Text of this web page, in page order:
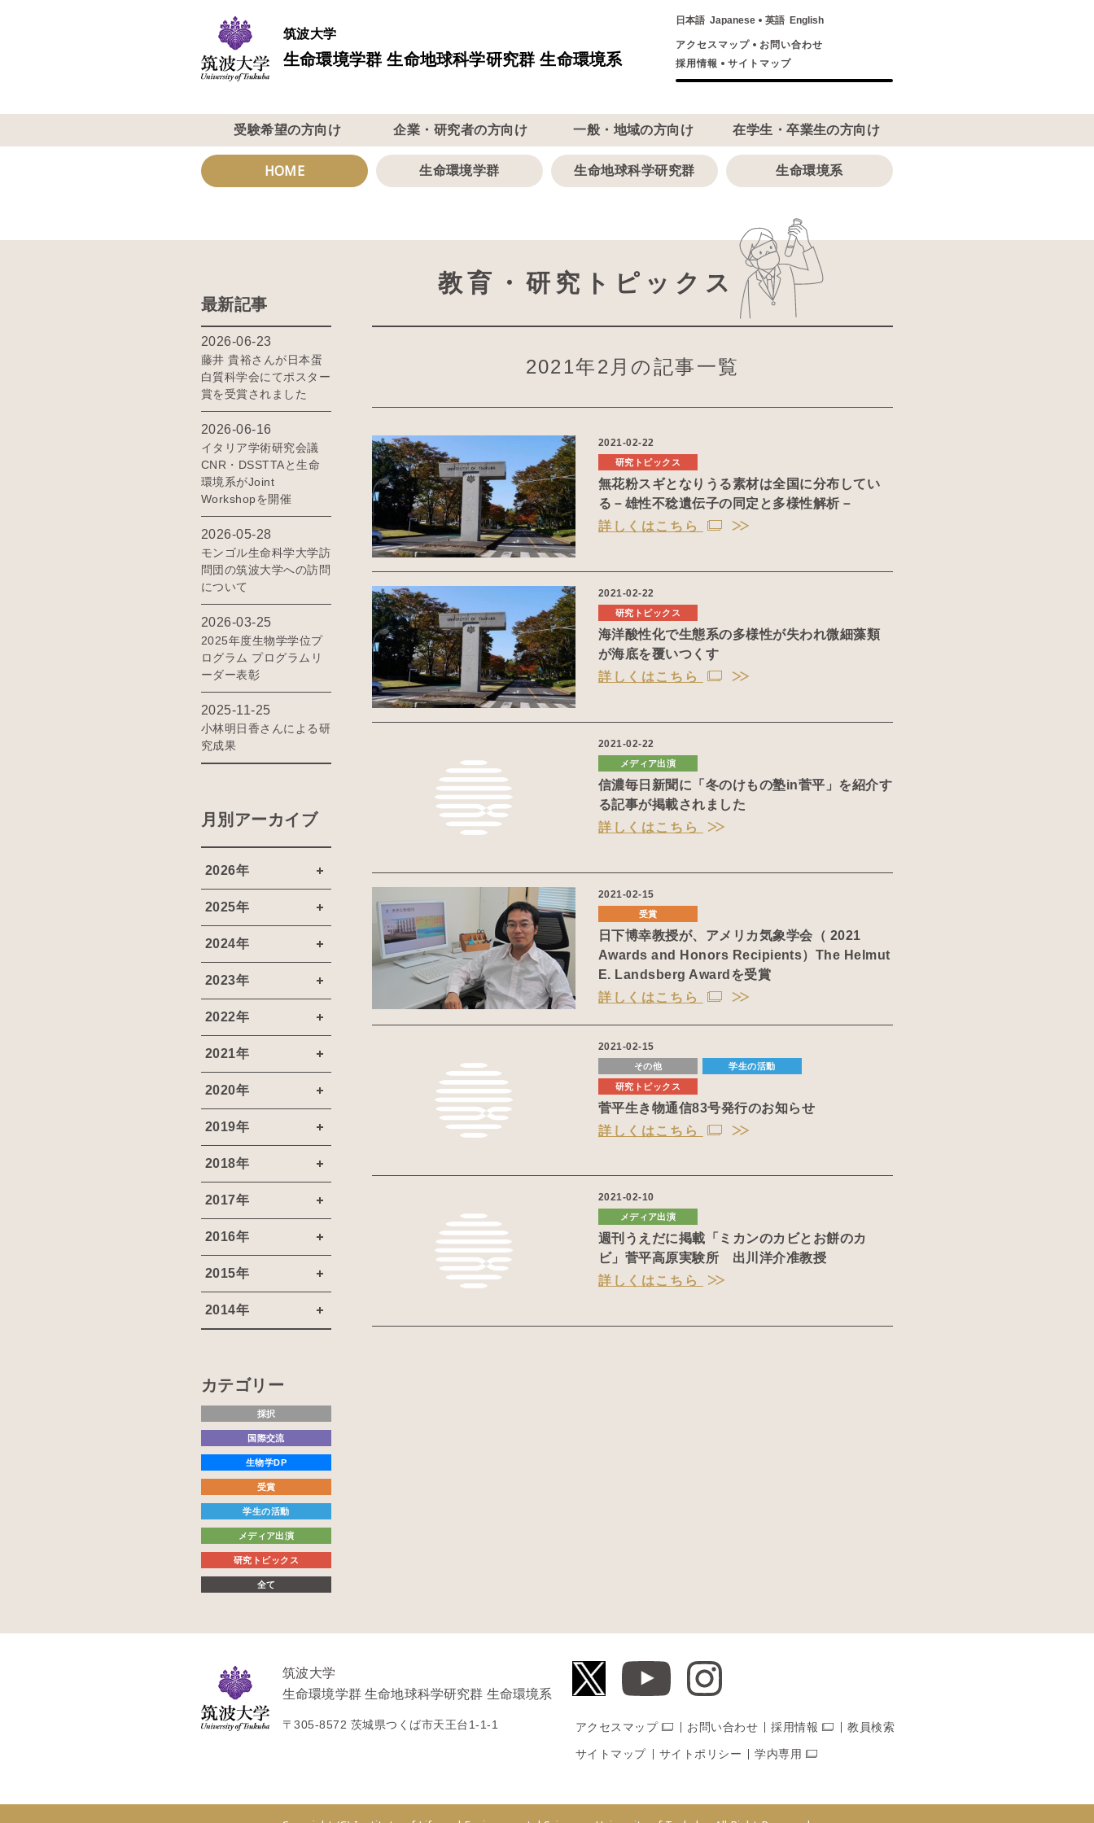
筑波大学
生命環境学群 生命地球科学研究群 生命環境系
日本語 Japanese 英語 English
アクセスマップ
お問い合わせ
採用情報
サイトマップ
受験希望の方向け 企業・研究者の方向け 一般・地域の方向け 在学生・卒業生の方向け
HOME 生命環境学群 生命地球科学研究群 生命環境系
教育・研究トピックス
2021年2月の記事一覧
2021-02-22
研究トピックス
無花粉スギとなりうる素材は全国に分布してい
る－雄性不稔遺伝子の同定と多様性解析－
詳しくはこちら
2021-02-22
研究トピックス
海洋酸性化で生態系の多様性が失われ微細藻類
が海底を覆いつくす
詳しくはこちら
2021-02-22
メディア出演
信濃毎日新聞に「冬のけもの塾in菅平」を紹介す
る記事が掲載されました
詳しくはこちら
2021-02-15
受賞
日下博幸教授が、アメリカ気象学会（ 2021
Awards and Honors Recipients）The Helmut
E. Landsberg Awardを受賞
詳しくはこちら
2021-02-15
その他 学生の活動
研究トピックス
菅平生き物通信83号発行のお知らせ
詳しくはこちら
2021-02-10
メディア出演
週刊うえだに掲載「ミカンのカビとお餅のカ
ビ」菅平高原実験所 出川洋介准教授
詳しくはこちら
最新記事
2026-06-23
藤井 貴裕さんが日本蛋
白質科学会にてポスター
賞を受賞されました
2026-06-16
イタリア学術研究会議
CNR・DSSTTAと生命
環境系がJoint
Workshopを開催
2026-05-28
モンゴル生命科学大学訪
問団の筑波大学への訪問
について
2026-03-25
2025年度生物学学位プ
ログラム プログラムリ
ーダー表彰
2025-11-25
小林明日香さんによる研
究成果
月別アーカイブ
2026年
2025年
2024年
2023年
2022年
2021年
2020年
2019年
2018年
2017年
2016年
2015年
2014年
カテゴリー
採択
国際交流
生物学DP
受賞
学生の活動
メディア出演
研究トピックス
全て
アクセスマップ お問い合わせ 採用情報 教員検索
サイトマップ サイトポリシー 学内専用
筑波大学
生命環境学群 生命地球科学研究群 生命環境系
〒305-8572 茨城県つくば市天王台1-1-1